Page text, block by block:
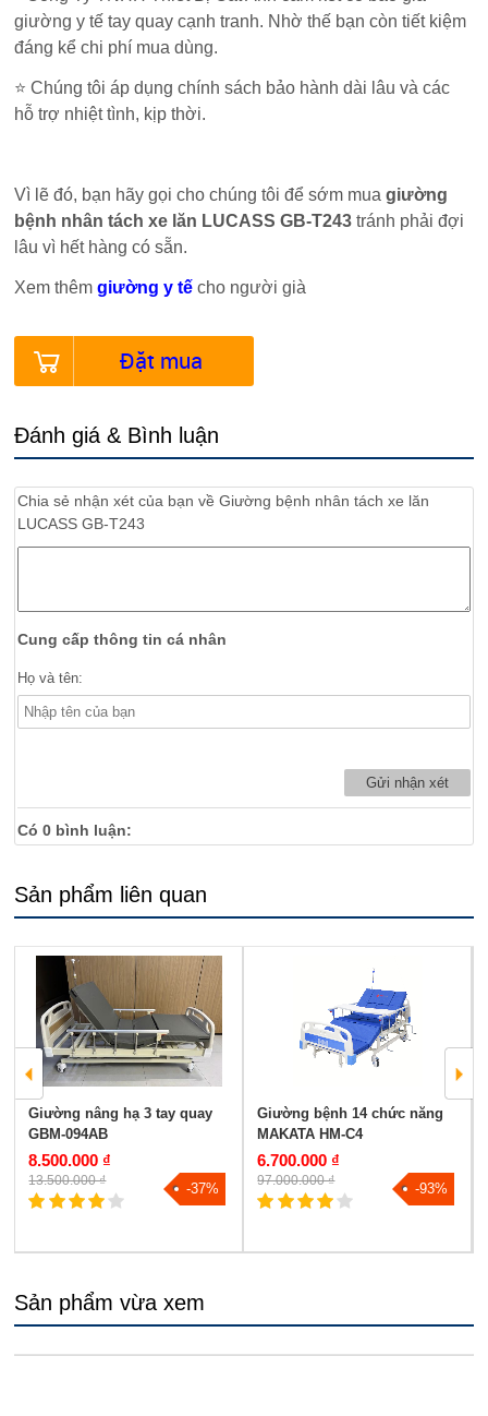
giường y tế tay quay cạnh tranh. Nhờ thế bạn còn tiết kiệm
đáng kể chi phí mua dùng.
⭐ Chúng tôi áp dụng chính sách bảo hành dài lâu và các
hỗ trợ nhiệt tình, kịp thời.
Vì lẽ đó, bạn hãy gọi cho chúng tôi để sớm muagiường
bệnh nhân tách xe lăn LUCASS GB-T243 tránh phải đợi
lâu vì hết hàng có sẵn.
Xem thêmgiường y tế cho người già
Đặt mua
Đánh giá & Bình luận
Chia sẻ nhận xét của bạn vềGiường bệnh nhân tách xe lăn
LUCASS GB-T243
Cung cấp thông tin cá nhân
Họ và tên:
Có0 bình luận:
Sản phẩm liên quan
Giường nâng hạ 3 tay quay
GBM-094AB
8.500.000 ₫
13.500.000 ₫
-37%
Giường bệnh 14 chức năng
MAKATA HM-C4
6.700.000 ₫
97.000.000 ₫
-93%
Sản phẩm vừa xem